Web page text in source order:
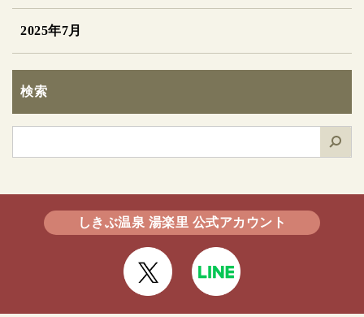
2025年7月
検索
しきぶ温泉 湯楽里 公式アカウント